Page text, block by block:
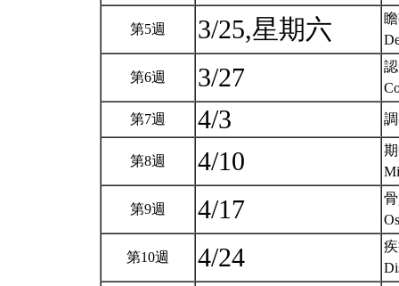
第5週 3/25,星期六
第6週 3/27
第7週 4/3
第8週 4/10
第9週 4/17
第10週 4/24